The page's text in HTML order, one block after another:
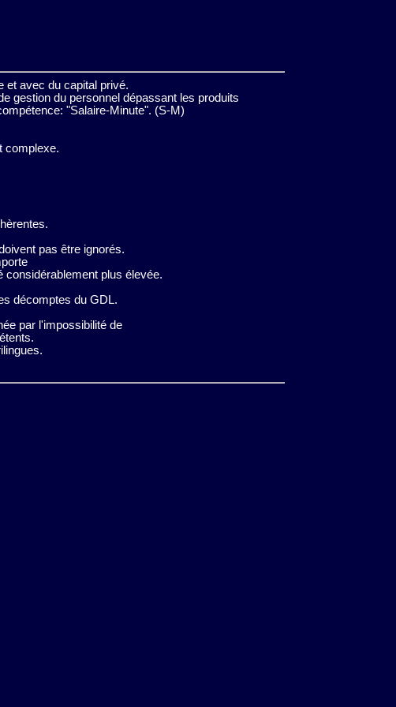
et avec du capital privé.
gestion du personnel dépassant les produits
"Salaire-Minute". (S-M)
complexe.
pas être ignorés.
considérablement plus élevée.
décomptes du GDL.
par l'impossibilité de